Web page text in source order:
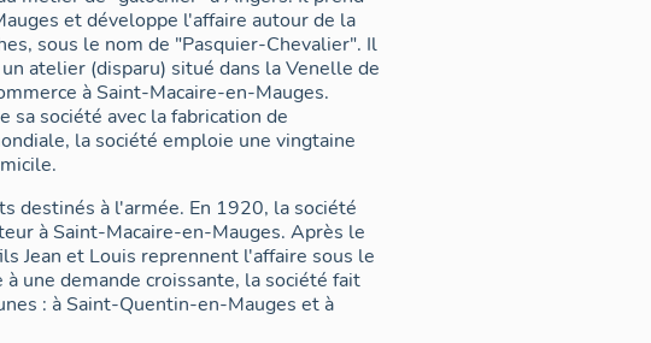
et développe l'affaire autour de la
sous le nom de "Pasquier-Chevalier". Il
atelier (disparu) situé dans la Venelle de
à Saint-Macaire-en-Mauges.
société avec la fabrication de
la société emploie une vingtaine
destinés à l'armée. En 1920, la société
à Saint-Macaire-en-Mauges. Après le
Jean et Louis reprennent l'affaire sous le
une demande croissante, la société fait
: à Saint-Quentin-en-Mauges et à